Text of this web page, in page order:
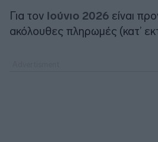
Για τον Ιούνιο 2026 είναι
ακόλουθες πληρωμές (κατ’